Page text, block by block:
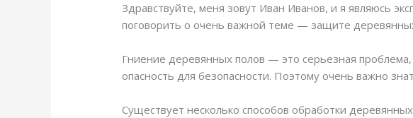
Здравствуйте, меня зовут Иван Иванов, и я являюсь
поговорить о очень важной теме — защите
Гниение деревянных полов — это серьезная
опасность для безопасности. Поэтому очень важно
Существует несколько способов обработки